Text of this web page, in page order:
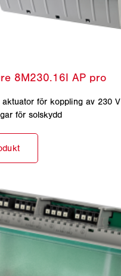
för koppling av 230 V
för solskydd